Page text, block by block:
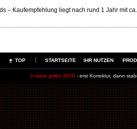
– Kaufempfehlung liegt nach rund 1 Jahr mit
TOP STARTSEITE IHR NUTZEN
© wave gmbh 2026 - erst Korrektur, dann